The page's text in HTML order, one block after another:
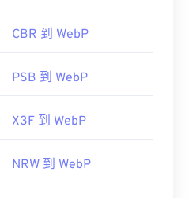
CBR 到 WebP
PSB 到 WebP
X3F 到 WebP
NRW 到 WebP